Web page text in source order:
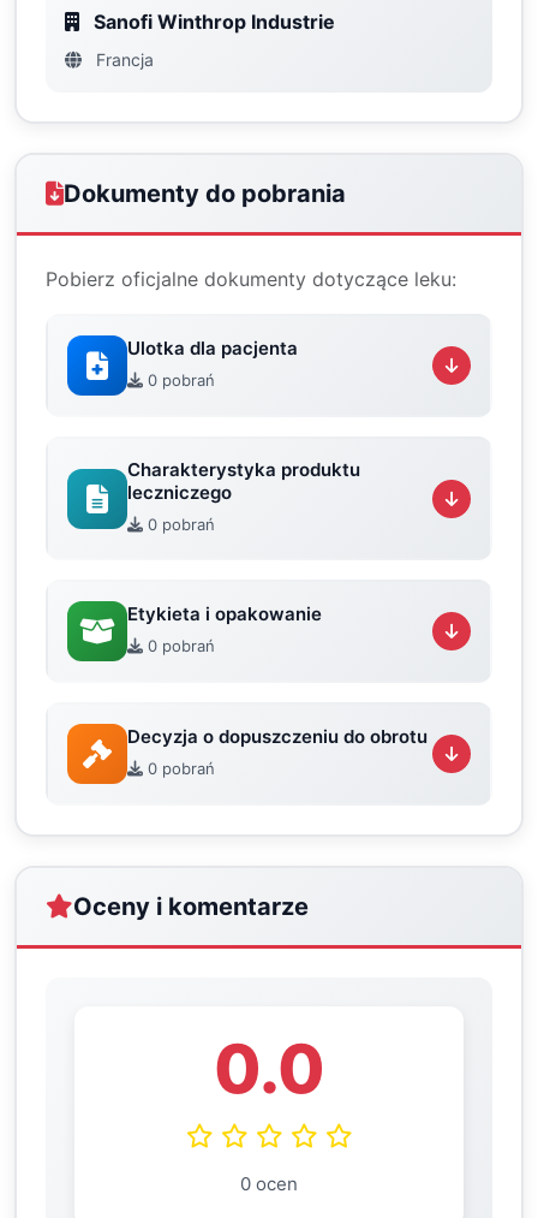
Sanofi Winthrop Industrie
Francja
Dokumenty do pobrania
Pobierz oficjalne dokumenty dotyczące leku:
Ulotka dla pacjenta
0 pobrań
Charakterystyka produktu
leczniczego
0 pobrań
Etykieta i opakowanie
0 pobrań
Decyzja o dopuszczeniu do obrotu
0 pobrań
Oceny i komentarze
0.0
0 ocen